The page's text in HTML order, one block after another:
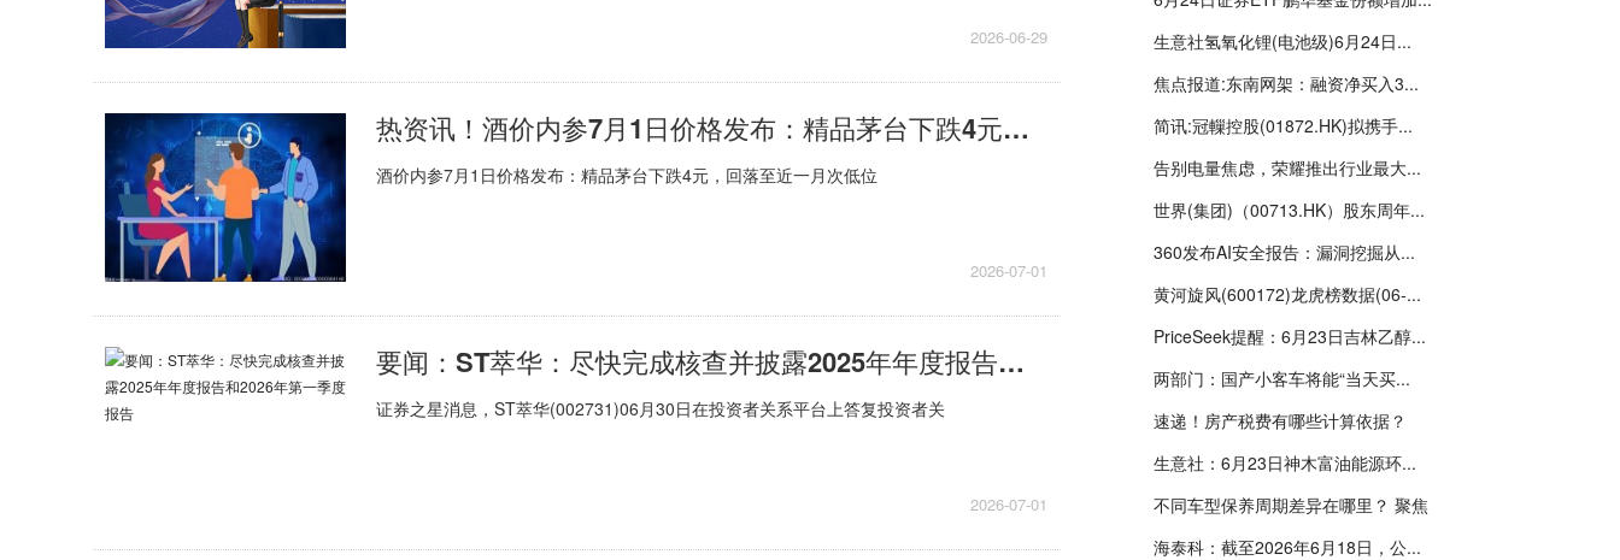
2026-06-29
热资讯！酒价内参7月1日价格发布：精品茅台下跌4元，回落至近一月次低位
酒价内参7月1日价格发布：精品茅台下跌4元，回落至近一月次低位
2026-07-01
要闻：ST萃华：尽快完成核查并披露2025年年度报告和2026年第一季度报告
证券之星消息，ST萃华(002731)06月30日在投资者关系平台上答复投资者关
2026-07-01
生意社氢氧化锂(电池级)6月24日...
焦点报道:东南网架：融资净买入3...
简讯:冠轈控股(01872.HK)拟携手...
告别电量焦虑，荣耀推出行业最大...
世界(集团)（00713.HK）股东周年...
360发布AI安全报告：漏洞挖掘从...
黄河旋风(600172)龙虎榜数据(06-...
PriceSeek提醒：6月23日吉林乙醇...
两部门：国产小客车将能“当天买...
速递！房产税费有哪些计算依据？
生意社：6月23日神木富油能源环...
不同车型保养周期差异在哪里？ 聚焦
海泰科：截至2026年6月18日，公...